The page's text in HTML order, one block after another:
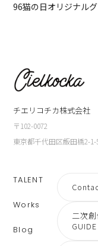
96猫の日オリジナル
チエリコチカ株式会社
〒102-0072
東京都千代田区飯田橋2-
TALENT
Works
Blog
二次